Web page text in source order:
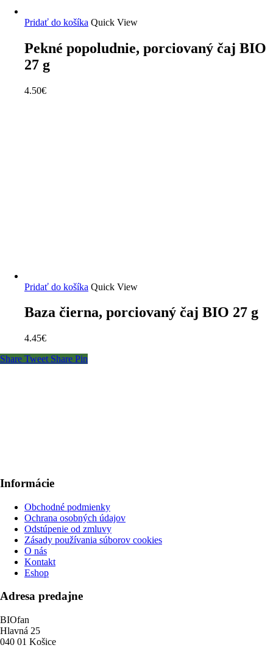
Pridať do košíka Quick View
Pekné popoludnie, porciovaný čaj BIO
27 g
4.50€
Pridať do košíka Quick View
Baza čierna, porciovaný čaj BIO 27 g
4.45€
Share Tweet Share Pin
Informácie
Obchodné podmienky
Ochrana osobných údajov
Odstúpenie od zmluvy
Zásady používania súborov cookies
O nás
Kontakt
Eshop
Adresa predajne
BIOfan
Hlavná 25
040 01 Košice